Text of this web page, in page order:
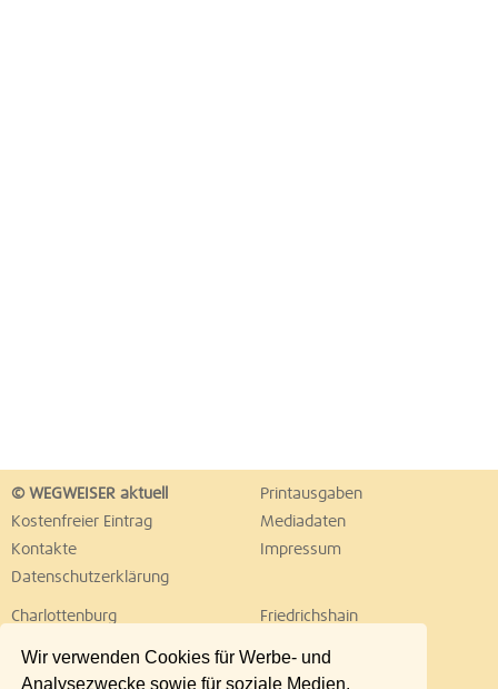
Wir verwenden Cookies für Werbe- und
Analysezwecke sowie für soziale Medien.
© WEGWEISER aktuell
Printausgaben
Kostenfreier Eintrag
Mediadaten
Kontakte
Impressum
Datenschutzerklärung
Charlottenburg
Friedrichshain